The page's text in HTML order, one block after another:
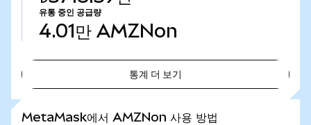
유통 중인 공급량
4.01만 AMZNon
통계 더 보기
MetaMask에서 AMZNon 사용 방법